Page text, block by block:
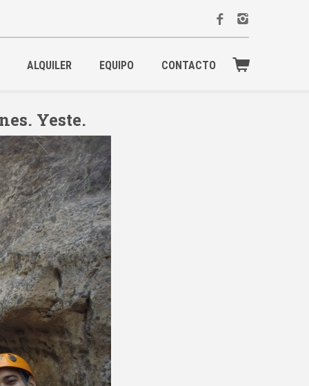
ALQUILER EQUIPO CONTACTO
Yeste.